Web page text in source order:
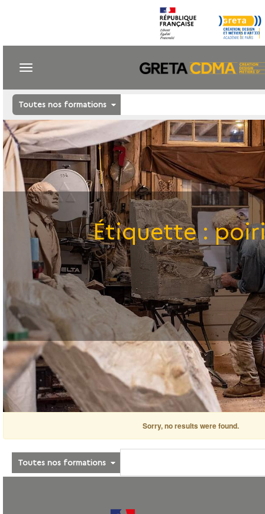
Toutes nos formations
Étiquette :
Sorry, no results were found.
Toutes nos formations